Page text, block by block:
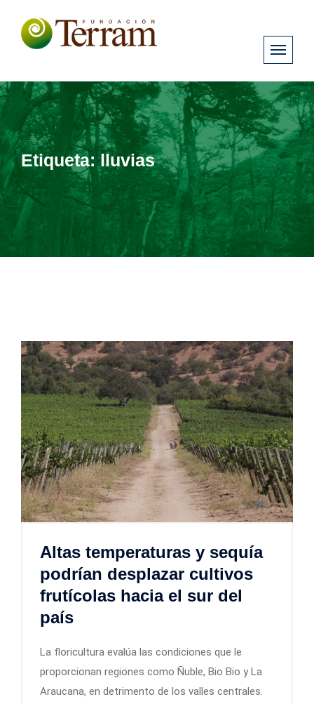
Etiqueta:lluvias
Altas temperaturas y sequía
podrían desplazar cultivos
frutícolas hacia el sur del
país
La floricultura evalúa las condiciones que le
proporcionan regiones como Ñuble, Bio Bio y La
Araucana, en detrimento de los valles centrales.